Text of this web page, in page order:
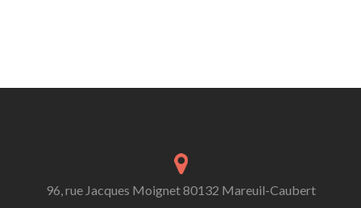
96, rue Jacques Moignet 80132 Mareuil-Caubert